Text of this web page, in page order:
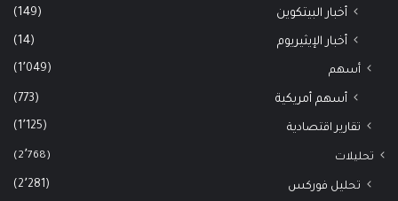
أخبار البيتكوين (149)
أخبار الإيثيريوم (14)
أسهم (1٬049)
أسهم أمريكية (773)
تقارير اقتصادية (1٬125)
تحليلات (2٬768)
تحليل فوركس (2٬281)